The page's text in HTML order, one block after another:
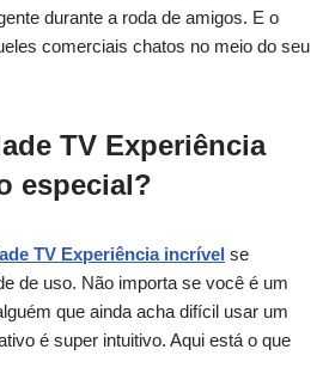
durante a roda de amigos. E o
comerciais chatos no meio do seu
TV Experiência
especial?
TV Experiência incrível se
de uso. Não importa se você é um
que ainda acha difícil usar um
é super intuitivo. Aqui está o que